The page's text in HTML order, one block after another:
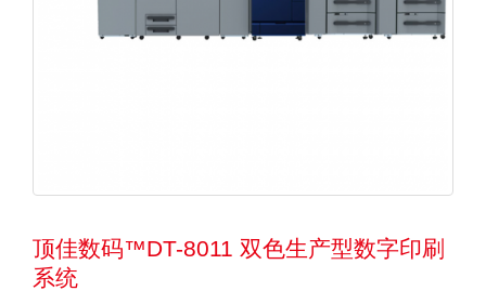
顶佳数码™DT-8011 双色生产型数字印刷
系统